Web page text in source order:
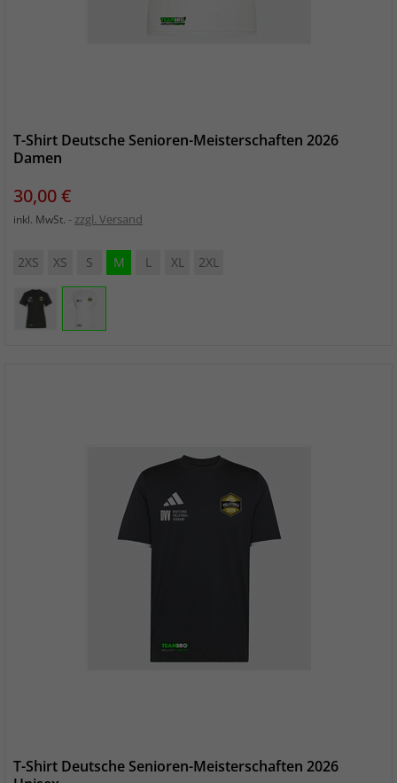
T-Shirt Deutsche Senioren-Meisterschaften 2026
Damen
Preis
30,00 €
inkl. MwSt. zzgl. Versand
2XS XS S M L XL 2XL
T-Shirt Deutsche Senioren-Meisterschaften 2026